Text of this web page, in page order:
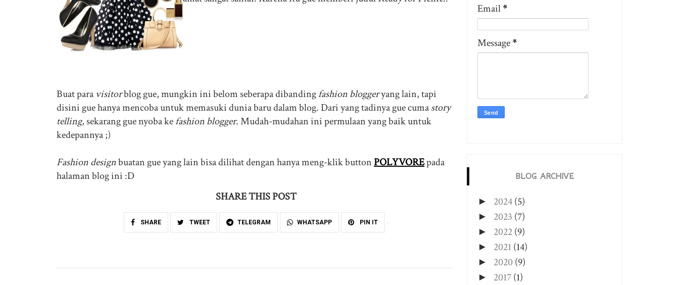
Buat para visitorblog gue, mungkin ini belom seberapa dibandingfashion bloggeryang lain, tapi
disini gue hanya mencoba untuk memasuki dunia baru dalam blog. Dari yang tadinya gue cumastory
telling, sekarang gue nyoba kefashion blogger. Mudah-mudahan ini permulaan yang baik untuk
kedepannya ;)
Fashion designbuatan gue yang lain bisa dilihat dengan hanya meng-klik buttonPOLYVOREpada
halaman blog ini :D
SHARE THIS POST
SHARE TWEET TELEGRAM WHATSAPP PIN IT
Email*
Message*
BLOG ARCHIVE
► 2024(5)
► 2023 (7)
► 2022(9)
► 2021 (14)
► 2020(9)
► 2017(1)